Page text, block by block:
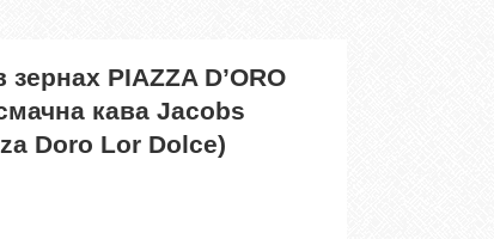
PIAZZA D’ORO
кава Jacobs
Doro Lor Dolce)